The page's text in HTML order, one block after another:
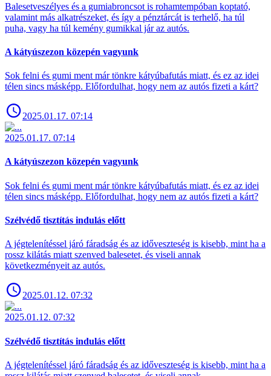
Balesetveszélyes és a gumiabroncsot is rohamtempóban koptató,
valamint más alkatrészeket, és így a pénztárcát is terhelő, ha túl
puha, vagy ha túl kemény gumikkal jár az autós.
A kátyúszezon közepén vagyunk
Sok felni és gumi ment már tönkre kátyúbafutás miatt, és ez az idei
télen sincs másképp. Előfordulhat, hogy nem az autós fizeti a kárt?
2025.01.17. 07:14
2025.01.17. 07:14
A kátyúszezon közepén vagyunk
Sok felni és gumi ment már tönkre kátyúbafutás miatt, és ez az idei
télen sincs másképp. Előfordulhat, hogy nem az autós fizeti a kárt?
Szélvédő tisztítás indulás előtt
A jégtelenítéssel járó fáradság és az időveszteség is kisebb, mint ha a
rossz kilátás miatt szenved balesetet, és viseli annak
következményeit az autós.
2025.01.12. 07:32
2025.01.12. 07:32
Szélvédő tisztítás indulás előtt
A jégtelenítéssel járó fáradság és az időveszteség is kisebb, mint ha a